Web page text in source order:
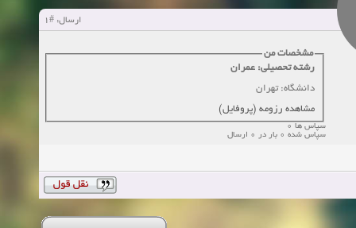
زمان:10-13-2024
زمان:10-11-2024
ارسال: #1
مشخصات من
رشته تحصیلی: عمران
دانشگاه: تهران
مشاهده رزومه (پروفایل)
سپاس ها 0
سپاس شده 0 بار در 0 ارسال